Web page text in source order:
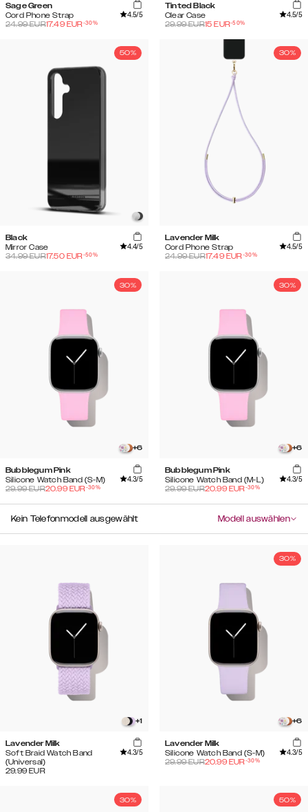
Sage Green
Cord Phone Strap
4.5/5
24.99EUR17.49 EUR-30%
Tinted Black
Clear Case
4.5/5
29.99EUR15 EUR-50%
50%
Black
Mirror Case
4.4/5
34.99EUR17.50 EUR-50%
30%
Lavender Milk
Cord Phone Strap
4.5/5
24.99EUR17.49 EUR-30%
30%
+6
Bubblegum Pink
Silicone Watch Band (S-M)
4.3/5
29.99EUR20.99 EUR-30%
30%
+6
Bubblegum Pink
Silicone Watch Band (M-L)
4.3/5
29.99EUR20.99 EUR-30%
Kein Telefonmodell ausgewählt Modell auswählen
+1
Lavender Milk
Soft Braid Watch Band
(Universal)
4.3/5
29.99 EUR
30%
+6
Lavender Milk
Silicone Watch Band (S-M)
4.3/5
29.99EUR20.99 EUR-30%
30% 50%